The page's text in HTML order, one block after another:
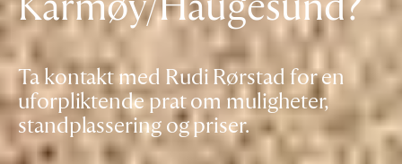
Ta kontakt med Rudi Rørstad for en
uforpliktende prat om muligheter,
standplassering og priser.